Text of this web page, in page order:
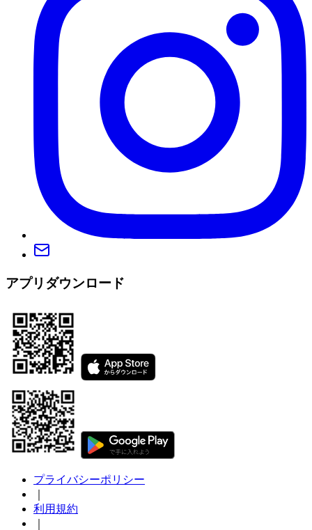
アプリダウンロード
プライバシーポリシー
利用規約